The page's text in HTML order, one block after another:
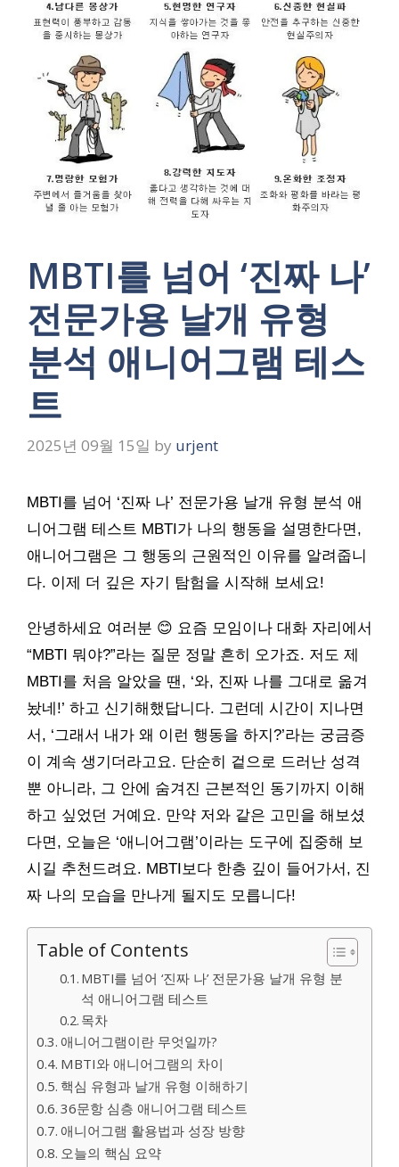
MBTI를 넘어 ‘진짜 나’
전문가용 날개 유형
분석 애니어그램 테스
트
2025년 09월 15일 by urjent
MBTI를 넘어 ‘진짜 나’ 전문가용 날개 유형 분석 애
니어그램 테스트 MBTI가 나의 행동을 설명한다면,
애니어그램은 그 행동의 근원적인 이유를 알려줍니
다. 이제 더 깊은 자기 탐험을 시작해 보세요!
안녕하세요 여러분 😊 요즘 모임이나 대화 자리에서
“MBTI 뭐야?”라는 질문 정말 흔히 오가죠. 저도 제
MBTI를 처음 알았을 땐, ‘와, 진짜 나를 그대로 옮겨
놨네!’ 하고 신기해했답니다. 그런데 시간이 지나면
서, ‘그래서 내가 왜 이런 행동을 하지?’라는 궁금증
이 계속 생기더라고요. 단순히 겉으로 드러난 성격
뿐 아니라, 그 안에 숨겨진 근본적인 동기까지 이해
하고 싶었던 거예요. 만약 저와 같은 고민을 해보셨
다면, 오늘은 ‘애니어그램’이라는 도구에 집중해 보
시길 추천드려요. MBTI보다 한층 깊이 들어가서, 진
짜 나의 모습을 만나게 될지도 모릅니다!
Table of Contents
MBTI를 넘어 ‘진짜 나’ 전문가용 날개 유형 분
석 애니어그램 테스트
목차
애니어그램이란 무엇일까?
MBTI와 애니어그램의 차이
핵심 유형과 날개 유형 이해하기
36문항 심층 애니어그램 테스트
애니어그램 활용법과 성장 방향
오늘의 핵심 요약